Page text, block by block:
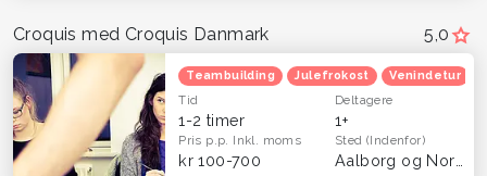
5,0
Croquis med Croquis Danmark
Teambuilding Julefrokost Venindetur
Tid
1-2 timer
Deltagere
1+
Pris p.p. Inkl. moms
kr 100-700
Sted(Indenfor)